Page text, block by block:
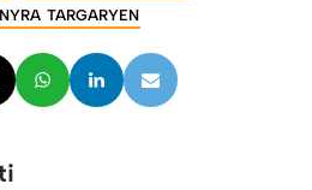
TARGARYEN